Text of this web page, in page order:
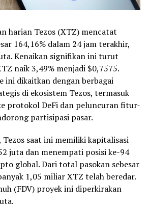
harian Tezos (XTZ) mencatat
164,16% dalam 24 jam terakhir,
Kenaikan signifikan ini turut
naik 3,49% menjadi $0,7575.
ini dikaitkan dengan berbagai
di ekosistem Tezos, termasuk
protokol DeFi dan peluncuran fitur-
partisipasi pasar.
Tezos saat ini memiliki kapitalisasi
juta dan menempati posisi ke-94
global. Dari total pasokan sebesar
1,05 miliar XTZ telah beredar.
(FDV) proyek ini diperkirakan